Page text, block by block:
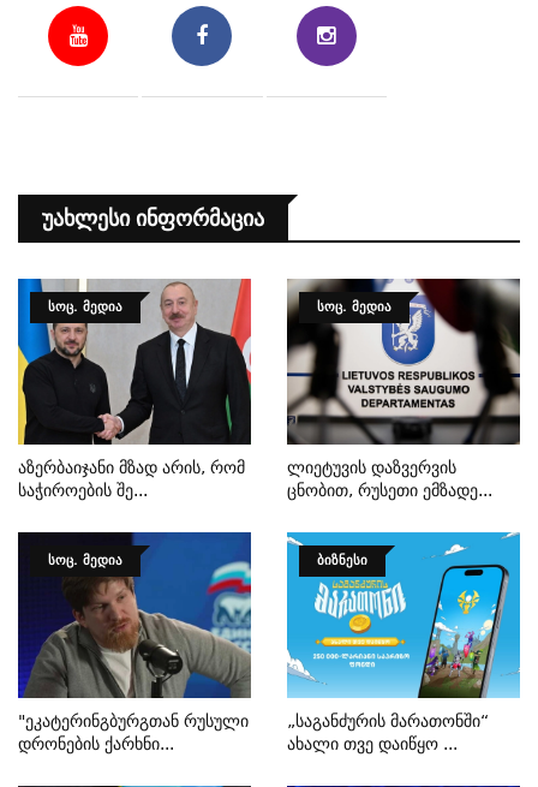
Უახლესი Ინფორმაცია
ᲡᲝᲪ. ᲛᲔᲓᲘᲐ
Აზერბაიჯანი Მზად Არის, Რომ
Საჭიროების Შე...
ᲡᲝᲪ. ᲛᲔᲓᲘᲐ
Ლიეტუვის Დაზვერვის
Ცნობით, Რუსეთი Ემზადე...
ᲡᲝᲪ. ᲛᲔᲓᲘᲐ
"ეკატერინგბურგთან Რუსული
Დრონების Ქარხნი...
ᲑᲘᲖᲜᲔᲡᲘ
„საგანძურის Მარათონში“
Ახალი Თვე Დაიწყო ...